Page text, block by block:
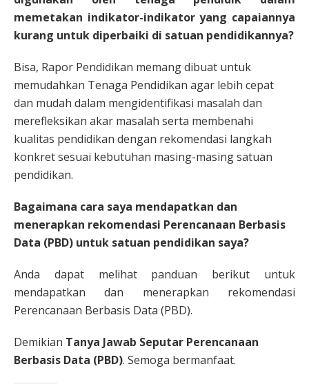
memetakan indikator-indikator yang capaiannya
kurang untuk diperbaiki di satuan pendidikannya?
Bisa, Rapor Pendidikan memang dibuat untuk
memudahkan Tenaga Pendidikan agar lebih cepat
dan mudah dalam mengidentifikasi masalah dan
merefleksikan akar masalah serta membenahi
kualitas pendidikan dengan rekomendasi langkah
konkret sesuai kebutuhan masing-masing satuan
pendidikan.
Bagaimana cara saya mendapatkan dan
menerapkan rekomendasi Perencanaan Berbasis
Data (PBD) untuk satuan pendidikan saya?
Anda dapat melihat panduan berikut untuk
mendapatkan dan menerapkan rekomendasi
Perencanaan Berbasis Data (PBD).
Demikian Tanya Jawab Seputar Perencanaan
Berbasis Data (PBD). Semoga bermanfaat.